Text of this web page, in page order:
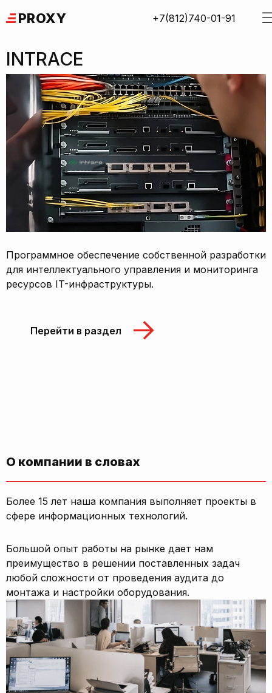
to
PROXY +7(812)740-01-91
INTRACE
Программное обеспечение собственной разработки
для интеллектуального управления и мониторинга
ресурсов IT-инфраструктуры.
Перейти в раздел
О компании в словах
Более 15 лет наша компания выполняет проекты в
сфере информационных технологий.
Большой опыт работы на рынке дает нам
преимущество в решении поставленных задач
любой сложности от проведения аудита до
монтажа и настройки оборудования.